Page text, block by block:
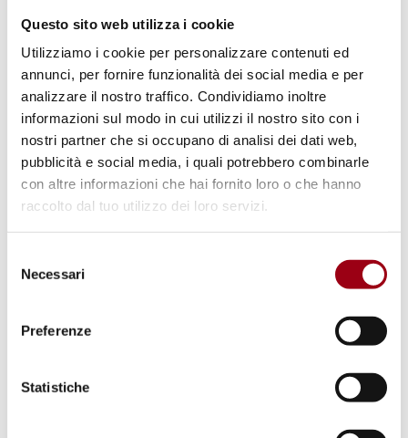
Questo sito web utilizza i cookie
Utilizziamo i cookie per personalizzare contenuti ed
annunci, per fornire funzionalità dei social media e per
analizzare il nostro traffico. Condividiamo inoltre
informazioni sul modo in cui utilizzi il nostro sito con i
nostri partner che si occupano di analisi dei dati web,
pubblicità e social media, i quali potrebbero combinarle
con altre informazioni che hai fornito loro o che hanno
raccolto dal tuo utilizzo dei loro servizi.
delNecessari
Preferenze
Statistiche
Presentazione dell'Annuario
italiano dei diritti umani 2019,
Ministero degli Affari Esteri e
della Cooperazione
internazionale, 16 dicembre 2019
16.12.2019